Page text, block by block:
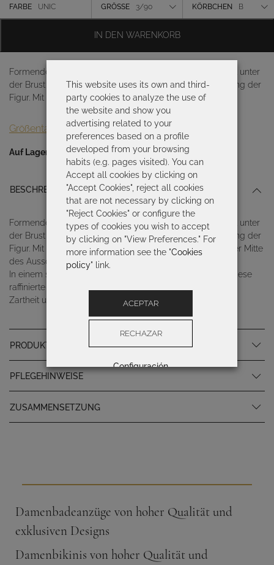
war:
ist:
Farbe
FARBE UNIC GRÖSSE 3/90 KÖRBCHEN B
Formender Badeanzug mit herausnehmbaren Cups, Naht unter
der Brust und seitlicher Drapierung zur optimalen Betonung der
Figur. Mit innenliegendem Tüll
Größentabelle
Auf Lager
IN DEN WARENKORB
BESCHREIBUNG
Formender Badeanzug mit herausnehmbaren Cups, Naht unter
der Brust und seitlicher Drapierung zur optimalen Betonung der
Figur. Mit innenliegendem Tüll und dekorativem Ring in der Mitte
des Ausschnitts.
In einem schlichten und eleganten Kontrastspiel vereint diese
raffinierte Linie mit schwarzem und weißem Pflanzenprint
Zartheit und Stärke.
PRODUKTSPEZIFIKATIONEN
PFLEGEHINWEISE
ZUSAMMENSETZUNG
Damenbadeanzüge von hoher Qualität und
exklusiven Designs
Damenbikinis von hoher Qualität und
This website uses its own and third-
party cookies to analyze the use of
the website and show you
advertising related to your
preferences based on a profile
developed from your browsing
habits (e.g. pages visited). You can
Accept all cookies by clicking on
"Accept Cookies", reject all cookies
that are not necessary by clicking on
"Reject Cookies" or configure the
types of cookies you wish to accept
by clicking on "View Preferences." For
more information see the "Cookies
policy" link.
ACEPTAR
RECHAZAR
Configuración